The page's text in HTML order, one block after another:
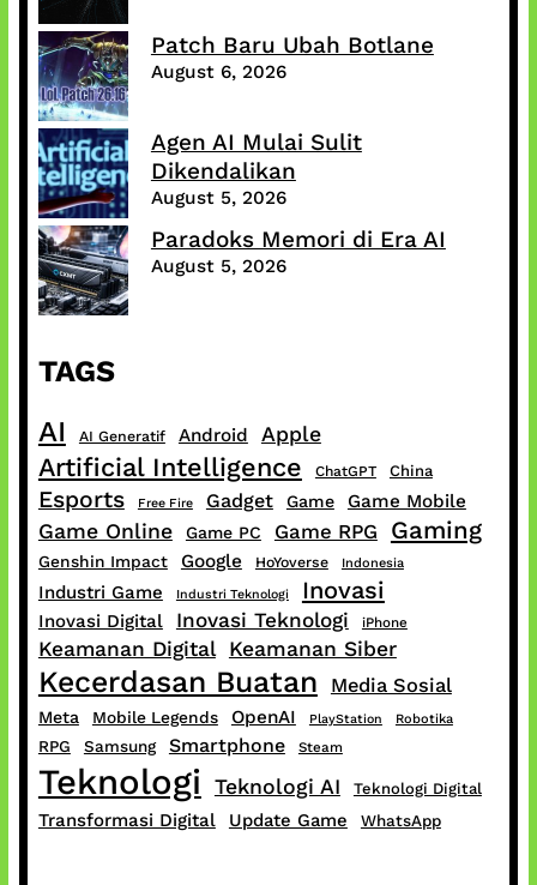
Patch Baru Ubah Botlane
August 6, 2026
Agen AI Mulai Sulit
Dikendalikan
August 5, 2026
Paradoks Memori di Era AI
August 5, 2026
TAGS
AI AI Generatif Android Apple
Artificial Intelligence ChatGPT China
Esports Free Fire Gadget Game Game Mobile
Game Online Game PC Game RPG Gaming
Genshin Impact Google HoYoverse Indonesia
Industri Game Industri Teknologi Inovasi
Inovasi Digital Inovasi Teknologi iPhone
Keamanan Digital Keamanan Siber
Kecerdasan Buatan Media Sosial
Meta Mobile Legends OpenAI PlayStation Robotika
RPG Samsung Smartphone Steam
Teknologi Teknologi AI Teknologi Digital
Transformasi Digital Update Game WhatsApp